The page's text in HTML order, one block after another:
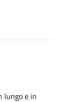
lungo e in